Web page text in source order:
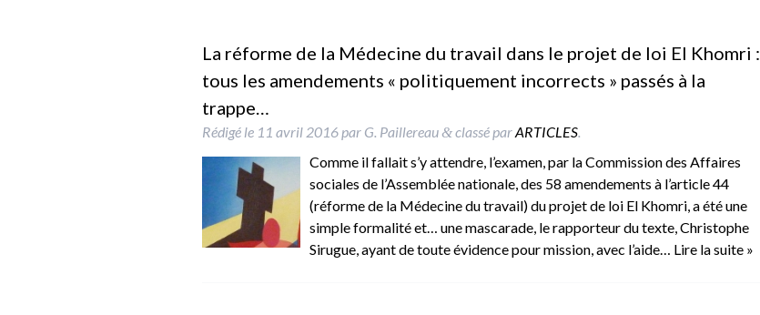
La réforme de la Médecine du travail dans le projet de loi El Khomri :
tous les amendements « politiquement incorrects » passés à la
trappe…
Rédigé le 11 avril 2016 par G. Paillereau &classé parARTICLES.
Comme il fallait s’y attendre, l’examen, par la Commission des Affaires
sociales de l’Assemblée nationale, des 58 amendements à l’article 44
(réforme de la Médecine du travail) du projet de loi El Khomri, a été une
simple formalité et… une mascarade, le rapporteur du texte, Christophe
Sirugue, ayant de toute évidence pour mission, avec l’aide… Lire la suite »